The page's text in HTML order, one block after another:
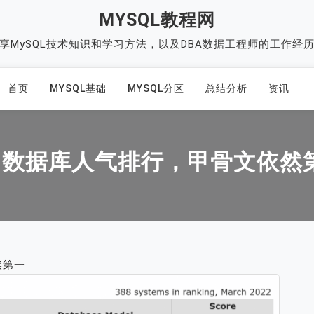
MYSQL教程网
MySQL技术知识和学习方法，以及DBA数据工程师的工作经
首页 MYSQL基础 MYSQL分区 总结分析 资讯
据库人气排行，甲骨文依然
一